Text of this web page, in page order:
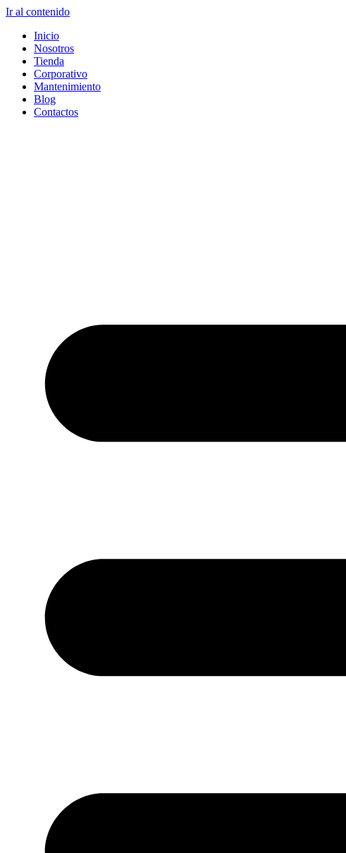
Ir al contenido
Inicio
Nosotros
Tienda
Corporativo
Mantenimiento
Blog
Contactos